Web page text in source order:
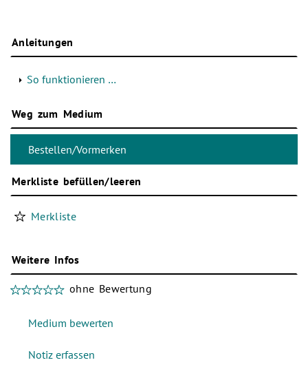
Anleitungen
So funktionieren …
Weg zum Medium
Merkliste befüllen/leeren
Merkliste
Weitere Infos
ohne Bewertung